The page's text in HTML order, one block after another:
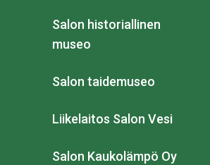
Salon historiallinen
museo
Salon taidemuseo
Liikelaitos Salon Vesi
Salon Kaukolämpö Oy